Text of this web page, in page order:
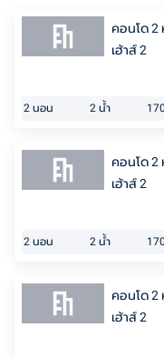
คอนโด 2
เฮ้าส์ 2
2 นอน 2 น้ำ 170
คอนโด 2
เฮ้าส์ 2
2 นอน 2 น้ำ 170
คอนโด 2
เฮ้าส์ 2